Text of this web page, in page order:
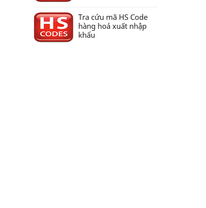
Tra cứu mã HS Code
hàng hoá xuất nhập
khẩu